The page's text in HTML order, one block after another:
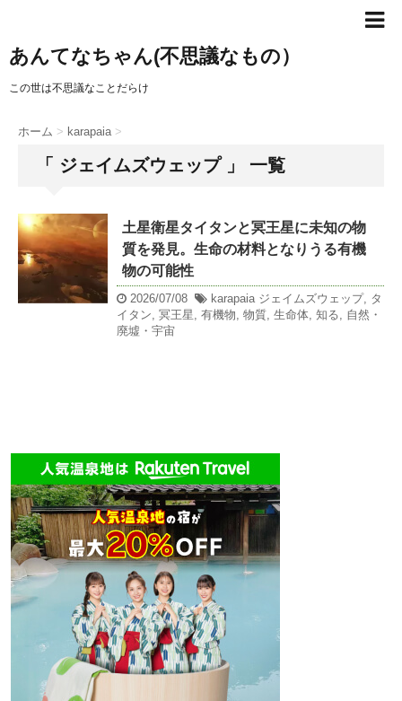
あんてなちゃん(不思議なもの）
この世は不思議なことだらけ
ホーム > karapaia >
「 ジェイムズウェップ 」 一覧
土星衛星タイタンと冥王星に未知の物
質を発見。生命の材料となりうる有機
物の可能性
2026/07/08 karapaia ジェイムズウェップ, タ
イタン, 冥王星, 有機物, 物質, 生命体, 知る, 自然・
廃墟・宇宙